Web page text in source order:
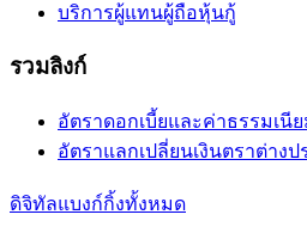
บริการผู้แทนผู้ถือหุ้นกู้
รวมลิงก์
อัตราดอกเบี้ยและค่าธรรมเนีย
อัตราแลกเปลี่ยนเงินตราต่างป
ดิจิทัลแบงก์กิ้งทั้งหมด